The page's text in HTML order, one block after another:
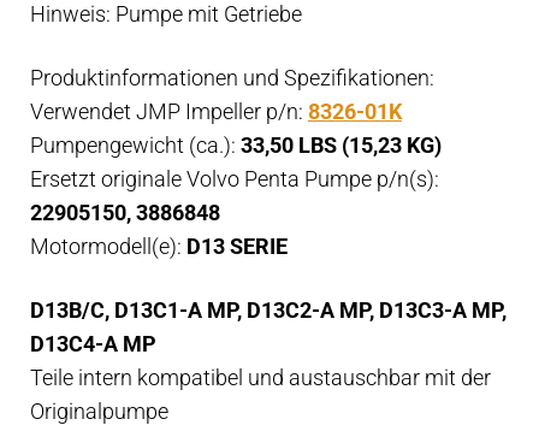
Hinweis: Pumpe mit Getriebe
Produktinformationen und Spezifikationen:
Verwendet JMP Impeller p/n: 8326-01K
Pumpengewicht (ca.): 33,50 LBS (15,23 KG)
Ersetzt originale Volvo Penta Pumpe p/n(s):
22905150, 3886848
Motormodell(e): D13 SERIE
D13B/C, D13C1-A MP, D13C2-A MP, D13C3-A MP,
D13C4-A MP
Teile intern kompatibel und austauschbar mit der
Originalpumpe